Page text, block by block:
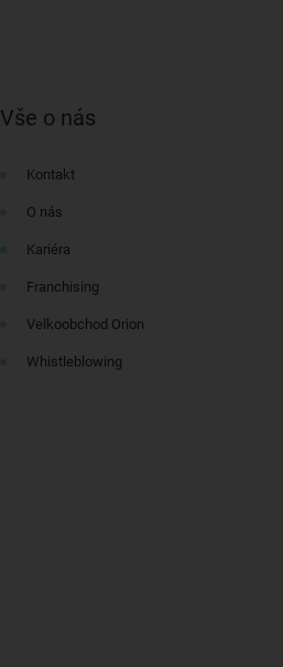
Vše o nás
Kontakt
O nás
Kariéra
Franchising
Velkoobchod Orion
Whistleblowing